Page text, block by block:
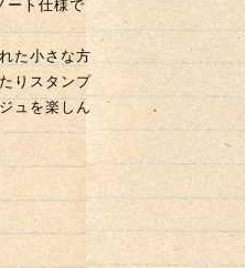
ート仕様で
た小さな方
りスタンプ
ュを楽しん